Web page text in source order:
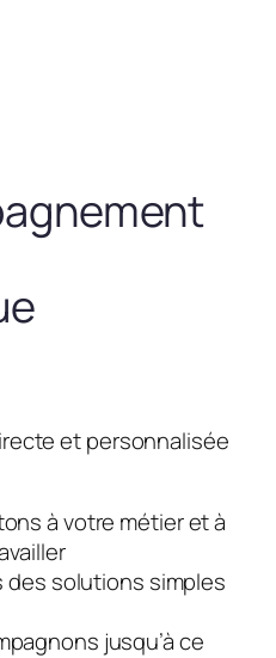
et personnalisée
à votre métier et à
des solutions simples
jusqu’à ce